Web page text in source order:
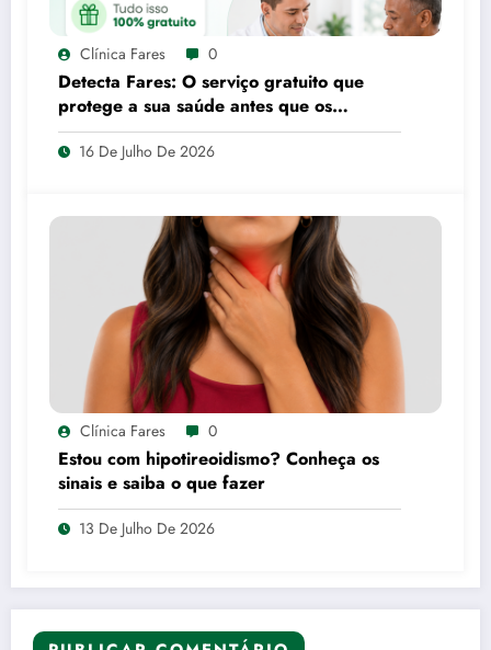
Clínica Fares 0
Detecta Fares: O serviço gratuito que
protege a sua saúde antes que os
sintomas apareçam
16 De Julho De 2026
Clínica Fares 0
Estou com hipotireoidismo? Conheça os
sinais e saiba o que fazer
13 De Julho De 2026